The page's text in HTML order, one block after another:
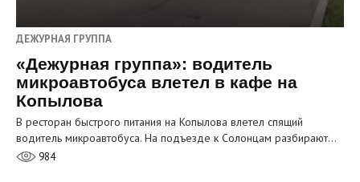
ДЕЖУРНАЯ ГРУППА
«Дежурная группа»: водитель
микроавтобуса влетел в кафе на
Копылова
В ресторан быстрого питания на Копылова влетел спящий
водитель микроавтобуса. На подъезде к Солонцам разбирают…
984